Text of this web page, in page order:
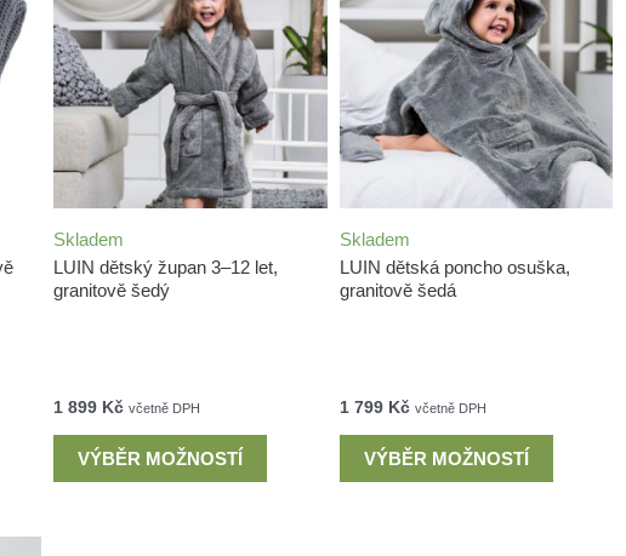
Skladem
LUIN dětský župan 3–12 let,
granitově šedý
1 899 Kč včetně DPH
VÝBĚR MOŽNOSTÍ
Skladem
LUIN dětská poncho osuška,
granitově šedá
1 799 Kč včetně DPH
VÝBĚR MOŽNOSTÍ